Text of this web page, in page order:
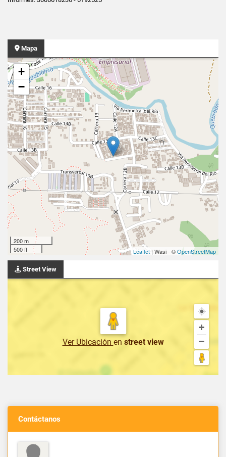
Mapa
+
−
200 m
500 ft
Leaflet | Wasi - ©OpenStreetMap
Street View
Ver Ubicación en street view
Contáctanos